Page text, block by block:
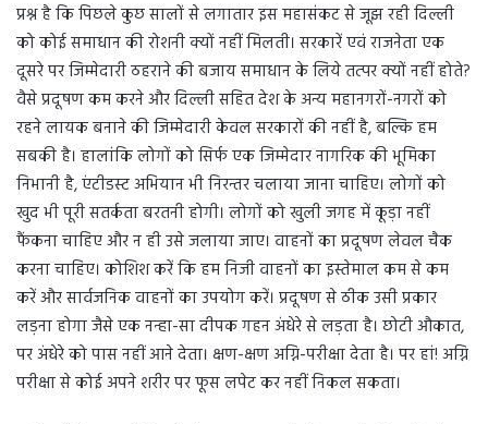
प्रश्न है कि पिछले कुछ सालों से लगातार इस महासंकट से जूझ रही दिल्ली
को कोई समाधान की रोशनी क्यों नहीं मिलती। सरकारें एवं राजनेता एक
दूसरे पर जिम्मेदारी ठहराने की बजाय समाधान के लिये तत्पर क्यों नहीं होते?
वैसे प्रदूषण कम करने और दिल्ली सहित देश के अन्य महानगरों-नगरों को
रहने लायक बनाने की जिम्मेदारी केवल सरकारों की नहीं है, बल्कि हम
सबकी है। हालांकि लोगों को सिर्फ एक जिम्मेदार नागरिक की भूमिका
निभानी है, एंटीडस्ट अभियान भी निरन्तर चलाया जाना चाहिए। लोगों को
खुद भी पूरी सतर्कता बरतनी होगी। लोगों को खुली जगह में कूड़ा नहीं
फैंकना चाहिए और न ही उसे जलाया जाए। वाहनों का प्रदूषण लेवल चैक
करना चाहिए। कोशिश करें कि हम निजी वाहनों का इस्तेमाल कम से कम
करें और सार्वजनिक वाहनों का उपयोग करें। प्रदूषण से ठीक उसी प्रकार
लड़ना होगा जैसे एक नन्हा-सा दीपक गहन अंधेरे से लड़ता है। छोटी औकात,
पर अंधेरे को पास नहीं आने देता। क्षण-क्षण अग्नि-परीक्षा देता है। पर हां! अग्नि
परीक्षा से कोई अपने शरीर पर फूस लपेट कर नहीं निकल सकता।